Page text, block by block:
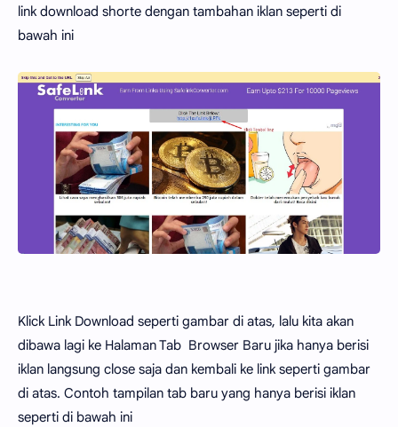
link download shorte dengan tambahan iklan seperti di
bawah ini
Klick Link Download seperti gambar di atas, lalu kita akan
dibawa lagi ke Halaman Tab Browser Baru jika hanya berisi
iklan langsung close saja dan kembali ke link seperti gambar
di atas. Contoh tampilan tab baru yang hanya berisi iklan
seperti di bawah ini